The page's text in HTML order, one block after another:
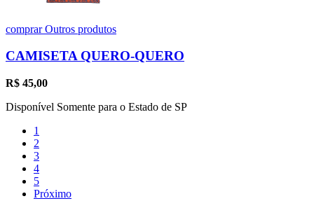
comprarOutros produtos
CAMISETA QUERO-QUERO
R$ 45,00
Disponível Somente para o Estado de SP
1
2
3
4
5
Próximo